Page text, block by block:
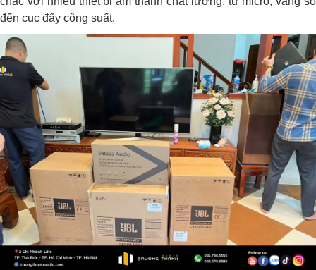
đến cục đẩy công suất.